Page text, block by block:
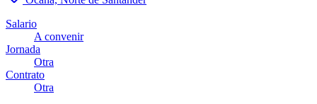
Salario
A convenir
Jornada
Otra
Contrato
Otra